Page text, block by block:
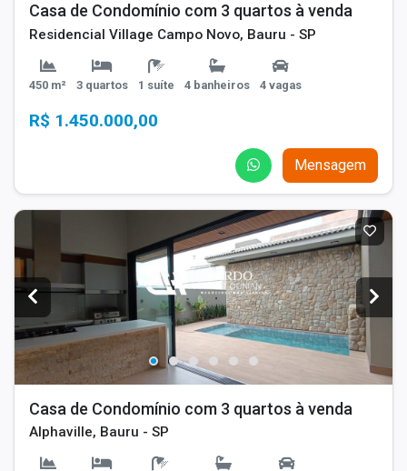
Casa de Condomínio com 3 quartos à venda
Residencial Village Campo Novo, Bauru - SP
450 m² 3 quartos 1 suíte 4 banheiros 4 vagas
R$ 1.450.000,00
Mensagem
Casa de Condomínio com 3 quartos à venda
Alphaville, Bauru - SP